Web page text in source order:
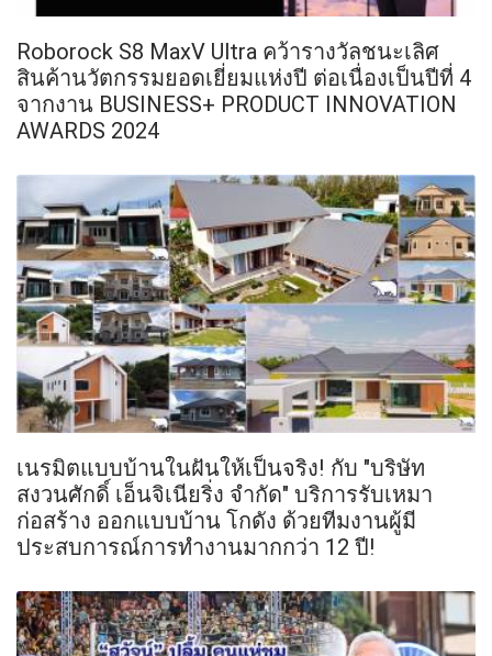
Roborock S8 MaxV Ultra คว้ารางวัลชนะเลิศ
สินค้านวัตกรรมยอดเยี่ยมแห่งปี ต่อเนื่องเป็นปีที่ 4
จากงาน BUSINESS+ PRODUCT INNOVATION
AWARDS 2024
เนรมิตแบบบ้านในฝันให้เป็นจริง! กับ "บริษัท
สงวนศักดิ์ เอ็นจิเนียริ่ง จำกัด" บริการรับเหมา
ก่อสร้าง ออกแบบบ้าน โกดัง ด้วยทีมงานผู้มี
ประสบการณ์การทำงานมากกว่า 12 ปี!